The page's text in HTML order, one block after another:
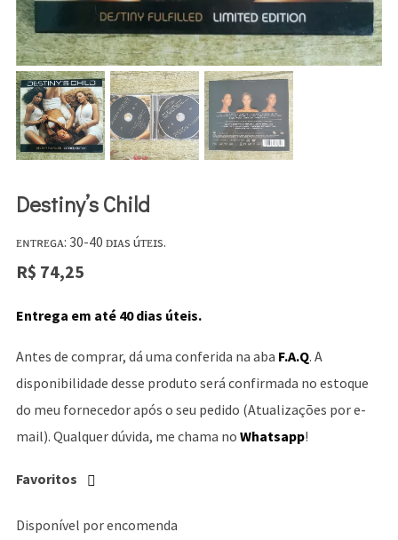
Destiny’s Child
ᴇɴᴛʀᴇɢᴀ: 30-40 ᴅɪᴀs úᴛᴇɪs.
R$ 74,25
Entrega em até 40 dias úteis.
Antes de comprar, dá uma conferida na aba F.A.Q. A
disponibilidade desse produto será confirmada no estoque
do meu fornecedor após o seu pedido (Atualizações por e-
mail). Qualquer dúvida, me chama no Whatsapp!
Favoritos
Disponível por encomenda